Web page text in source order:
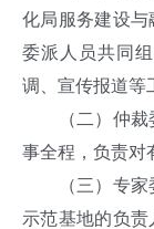
化局服务建设
委派人员共同
调、宣传报道等
（二）仲裁委
事全程，负责对
（三）专家委
示范基地的负